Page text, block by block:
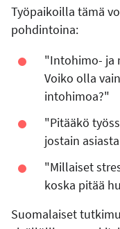
Työpaikoilla tämä
pohdintoina:
"Intohimo- ja
Voiko olla
intohimoa?"
"Pitääkö
jostain
"Millaiset
koska pitää
Suomalaiset